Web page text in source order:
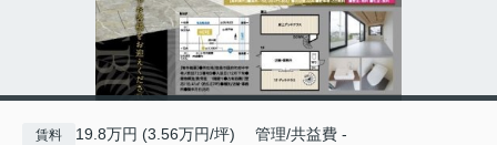
賃料 19.8万円 (3.56万円/坪) 管理/共益費 -